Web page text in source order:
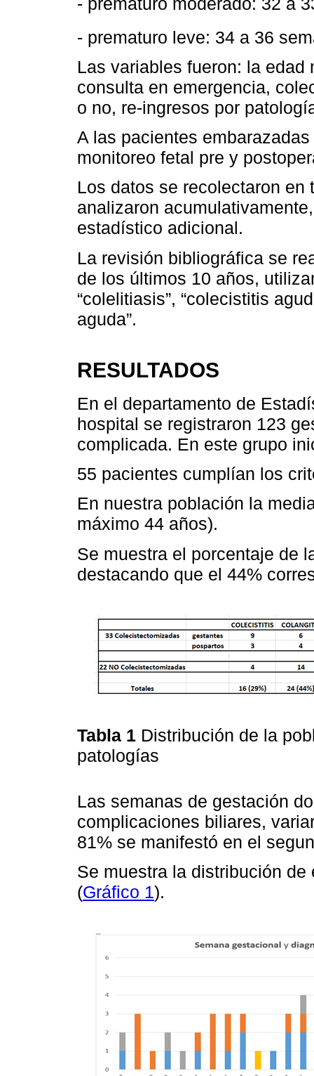
- prematuro leve: 34 a 36
Las variables fueron: la
consulta en emergencia,
o no, re-ingresos por
A las pacientes
monitoreo fetal pre y
Los datos se recolectaron
analizaron
estadístico adicional.
La revisión bibliográfica se
de los últimos 10 años,
“colelitiasis”, “colecistitis
aguda”.
RESULTADOS
En el departamento de
hospital se registraron 123
complicada. En este grupo
55 pacientes cumplían los
En nuestra población la
máximo 44 años).
Se muestra el porcentaje de
destacando que el 44%
Tabla 1 Distribución de la
patologías
Las semanas de gestación
complicaciones biliares,
81% se manifestó en el
Se muestra la distribución
(Gráfico 1).